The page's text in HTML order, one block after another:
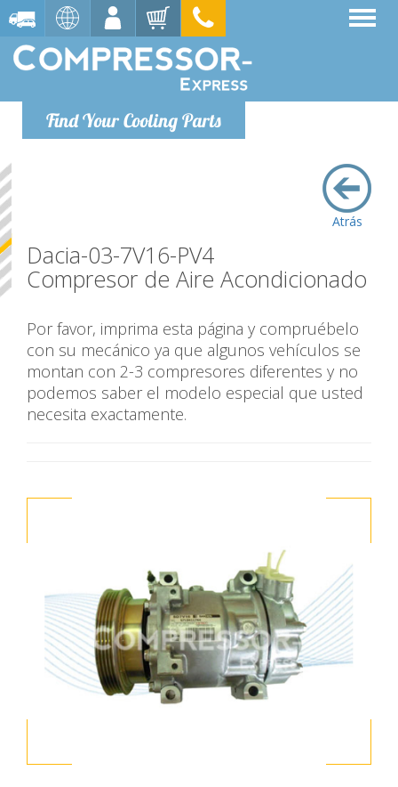
Find Your Cooling Parts
Atrás
Dacia-03-7V16-PV4
Compresor de Aire Acondicionado
Por favor, imprima esta página y compruébelo
con su mecánico ya que algunos vehículos se
montan con 2-3 compresores diferentes y no
podemos saber el modelo especial que usted
necesita exactamente.